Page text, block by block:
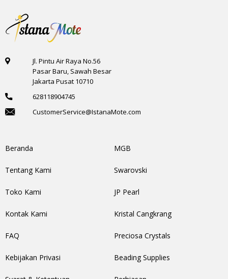
Jl. Pintu Air Raya No.56
Pasar Baru, Sawah Besar
Jakarta Pusat 10710
628118904745
CustomerService@IstanaMote.com
Beranda
Tentang Kami
Toko Kami
Kontak Kami
FAQ
Kebijakan Privasi
MGB
Swarovski
JP Pearl
Kristal Cangkrang
Preciosa Crystals
Beading Supplies